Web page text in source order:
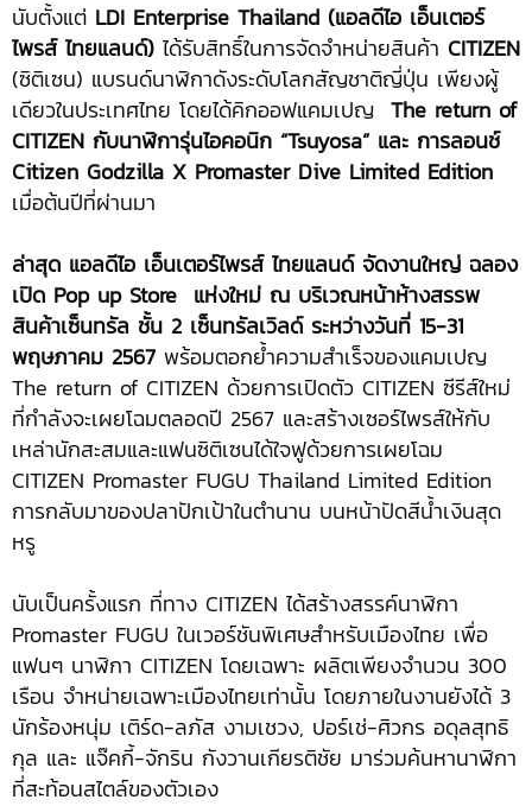
นับตั้งแต่ LDI Enterprise Thailand (แอลดีไอ เอ็นเตอร์
ไพรส์ ไทยแลนด์) ได้รับสิทธิ์ในการจัดจำหน่ายสินค้า CITIZEN
(ซิติเซน) แบรนด์นาฬิกาดังระดับโลกสัญชาติญี่ปุ่น เพียงผู้
เดียวในประเทศไทย โดยได้คิกออฟแคมเปญ The return of
CITIZEN กับนาฬิการุ่นไอคอนิก “Tsuyosa” และ การลอนช์
Citizen Godzilla X Promaster Dive Limited Edition
เมื่อต้นปีที่ผ่านมา
ล่าสุด แอลดีไอ เอ็นเตอร์ไพรส์ ไทยแลนด์ จัดงานใหญ่ ฉลอง
เปิด Pop up Store แห่งใหม่ ณ บริเวณหน้าห้างสรรพ
สินค้าเซ็นทรัล ชั้น 2 เซ็นทรัลเวิลด์ ระหว่างวันที่ 15-31
พฤษภาคม 2567 พร้อมตอกย้ำความสำเร็จของแคมเปญ
The return of CITIZEN ด้วยการเปิดตัว CITIZEN ซีรีส์ใหม่
ที่กำลังจะเผยโฉมตลอดปี 2567 และสร้างเซอร์ไพรส์ให้กับ
เหล่านักสะสมและแฟนซิติเซนได้ใจฟูด้วยการเผยโฉม
CITIZEN Promaster FUGU Thailand Limited Edition
การกลับมาของปลาปักเป้าในตำนาน บนหน้าปัดสีน้ำเงินสุด
หรู
นับเป็นครั้งแรก ที่ทาง CITIZEN ได้สร้างสรรค์นาฬิกา
Promaster FUGU ในเวอร์ชันพิเศษสำหรับเมืองไทย เพื่อ
แฟนๆ นาฬิกา CITIZEN โดยเฉพาะ ผลิตเพียงจำนวน 300
เรือน จำหน่ายเฉพาะเมืองไทยเท่านั้น โดยภายในงานยังได้ 3
นักร้องหนุ่ม เติร์ด-ลภัส งามเชวง, ปอร์เช่-ศิวกร อดุลสุทธิ
กุล และ แจ๊คกี้-จักริน กังวานเกียรติชัย มาร่วมค้นหานาฬิกา
ที่สะท้อนสไตล์ของตัวเอง